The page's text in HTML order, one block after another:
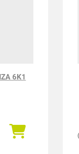
6K1